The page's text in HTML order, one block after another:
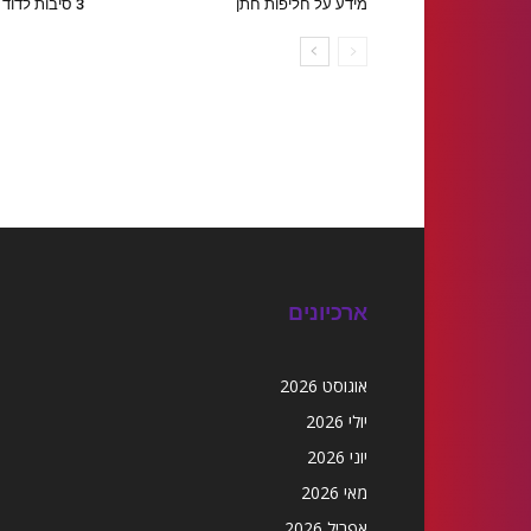
מידע על חליפות חתן 3 סיבות לדוד מקצר
ארכיונים
אוגוסט 2026
יולי 2026
יוני 2026
מאי 2026